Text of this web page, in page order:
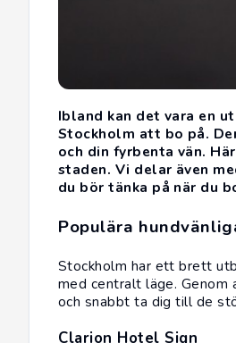
Ibland kan det vara en
Stockholm att bo på.
och din fyrbenta vän.
staden. Vi delar även
du bör tänka på när du
Populära
Stockholm har ett brett
med centralt läge.
och snabbt ta dig till de
Clarion Hotel Sign